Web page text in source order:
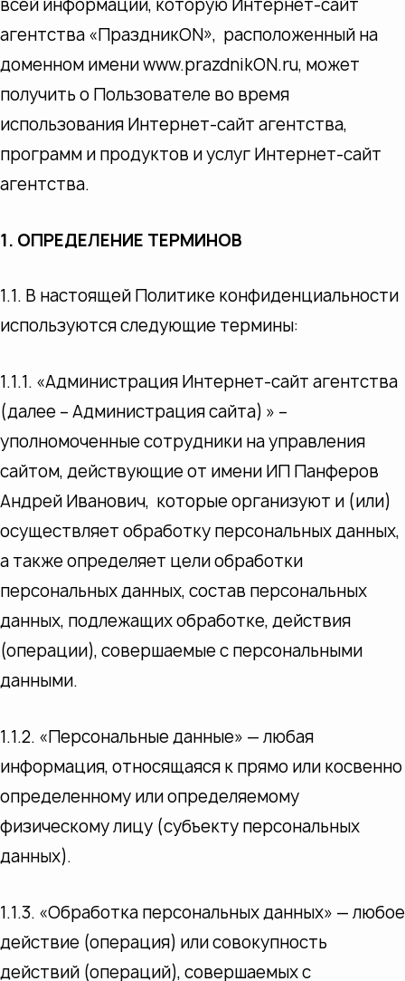
всей информации, которую Интернет-сайт
агентства «ПраздникON», расположенный на
доменном имени www.prazdnikON.ru, может
получить о Пользователе во время
использования Интернет-сайт агентства,
программ и продуктов и услуг Интернет-сайт
агентства.
1. ОПРЕДЕЛЕНИЕ ТЕРМИНОВ
1.1. В настоящей Политике конфиденциальности
используются следующие термины:
1.1.1. «Администрация Интернет-сайт агентства
(далее – Администрация сайта) » –
уполномоченные сотрудники на управления
сайтом, действующие от имени ИП Панферов
Андрей Иванович, которые организуют и (или)
осуществляет обработку персональных данных,
а также определяет цели обработки
персональных данных, состав персональных
данных, подлежащих обработке, действия
(операции), совершаемые с персональными
данными.
1.1.2. «Персональные данные» — любая
информация, относящаяся к прямо или косвенно
определенному или определяемому
физическому лицу (субъекту персональных
данных).
1.1.3. «Обработка персональных данных» — любое
действие (операция) или совокупность
действий (операций), совершаемых с